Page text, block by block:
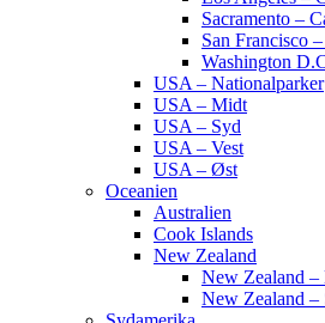
Sacramento –
San Francisco
Washington
USA – Nationalparker
USA – Midt
USA – Syd
USA – Vest
USA – Øst
Oceanien
Australien
Cook Islands
New Zealand
New Zealand –
New Zealand –